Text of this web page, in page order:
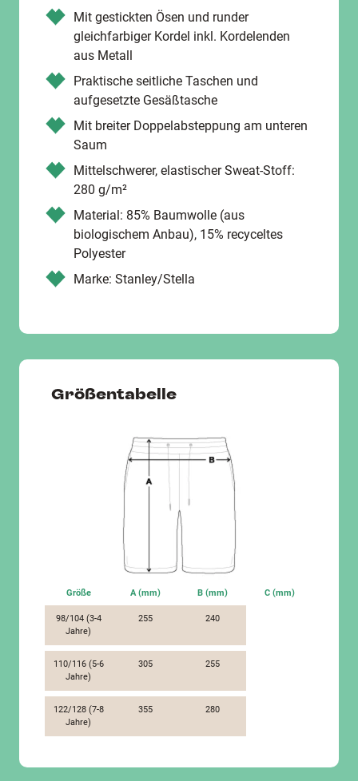
Mit gestickten Ösen und runder
gleichfarbiger Kordel inkl. Kordelenden
aus Metall
Praktische seitliche Taschen und
aufgesetzte Gesäßtasche
Mit breiter Doppelabsteppung am unteren
Saum
Mittelschwerer, elastischer Sweat-Stoff:
280 g/m²
Material: 85% Baumwolle (aus
biologischem Anbau), 15% recyceltes
Polyester
Marke: Stanley/Stella
Größentabelle
Größe A (mm) B (mm) C (mm)
98/104 (3-4
Jahre)
255 240
110/116 (5-6
Jahre)
305 255
122/128 (7-8
Jahre)
355 280